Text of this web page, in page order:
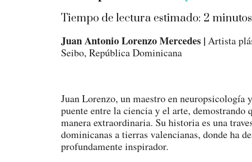
Tiempo de lectura estimado: 2 minutos
Juan Antonio Lorenzo Mercedes | Artista
Seibo, República Dominicana
Juan Lorenzo, un maestro en neuropsicología
puente entre la ciencia y el arte, demostrando
manera extraordinaria. Su historia es una
dominicanas a tierras valencianas, donde ha
profundamente inspirador.